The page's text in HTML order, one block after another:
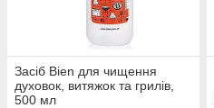
Засіб Bien для чищення
духовок, витяжок та грилів,
500 мл